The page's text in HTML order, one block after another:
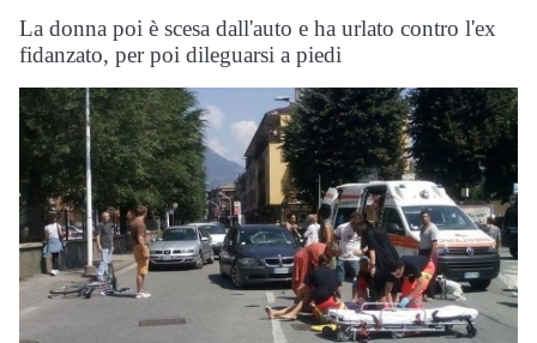
La donna poi è scesa dall'auto e ha urlato contro l'ex
fidanzato, per poi dileguarsi a piedi